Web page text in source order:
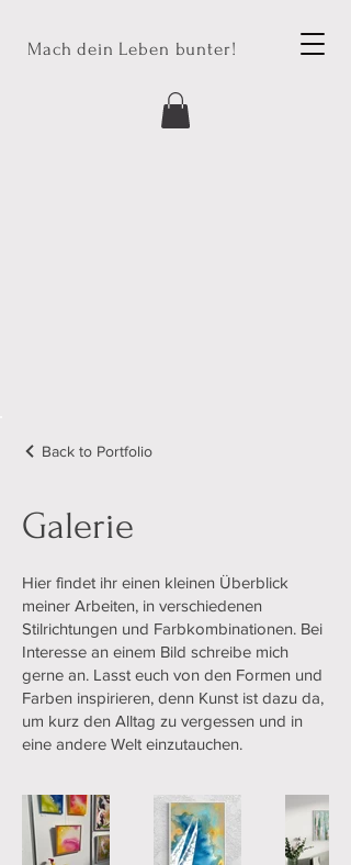
Mach dein Leben bunter!
Back to Portfolio
Galerie
Hier findet ihr einen kleinen Überblick
meiner Arbeiten, in verschiedenen
Stilrichtungen und Farbkombinationen. Bei
Interesse an einem Bild schreibe mich
gerne an. Lasst euch von den Formen und
Farben inspirieren, denn Kunst ist dazu da,
um kurz den Alltag zu vergessen und in
eine andere Welt einzutauchen.